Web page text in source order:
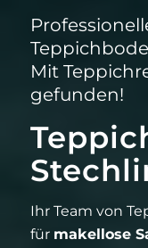
Mit
gefunden!
Ihr Team von
für makellose